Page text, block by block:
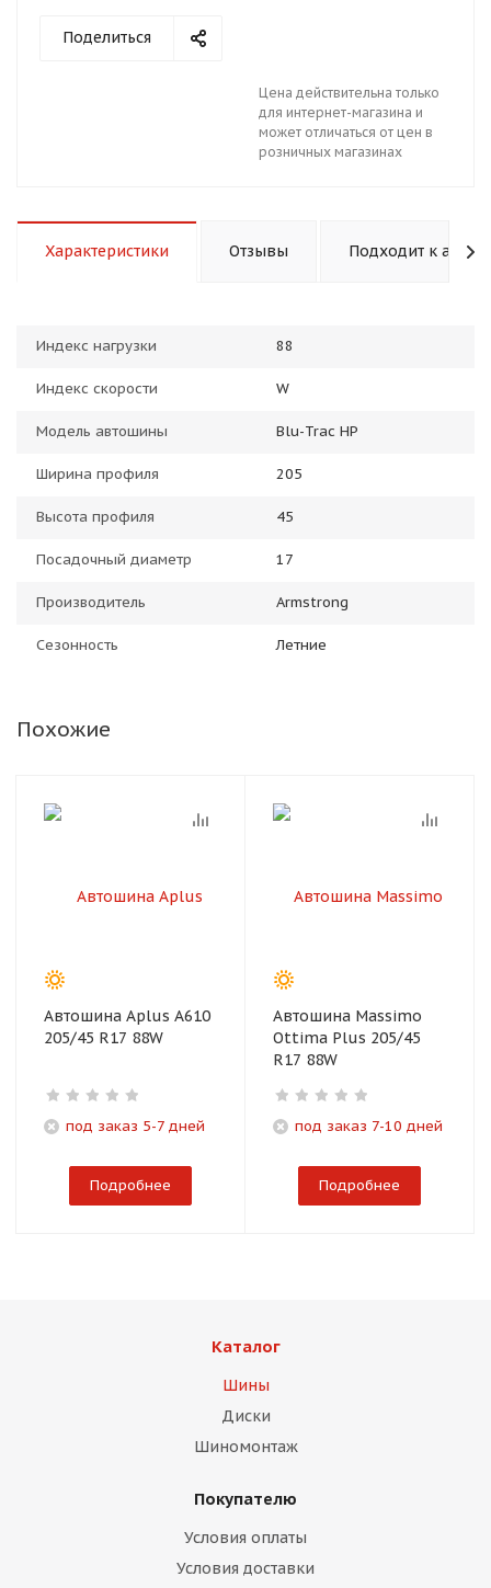
Поделиться
Цена действительна только
для интернет-магазина и
может отличаться от цен в
розничных магазинах
Характеристики Отзывы Подходит к авто
Индекс нагрузки 88
Индекс скорости W
Модель автошины Blu-Trac HP
Ширина профиля 205
Высота профиля 45
Посадочный диаметр 17
Производитель Armstrong
Сезонность Летние
Похожие
Автошина Aplus A610
205/45 R17 88W
под заказ 5-7 дней
Подробнее
Автошина Massimo
Ottima Plus 205/45
R17 88W
под заказ 7-10 дней
Подробнее
Каталог
Шины
Диски
Шиномонтаж
Покупателю
Условия оплаты
Условия доставки